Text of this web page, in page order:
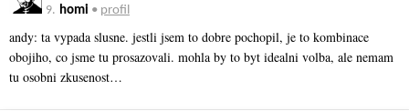
9. homi • profil
andy: ta vypada slusne. jestli jsem to dobre pochopil, je to kombinace
obojiho, co jsme tu prosazovali. mohla by to byt idealni volba, ale nemam
tu osobni zkusenost…